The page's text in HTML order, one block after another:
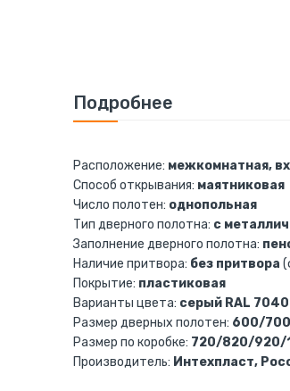
Подробнее
Расположение: межкомнатная,
Способ открывания: маятниковая
Число полотен: однопольная
Тип дверного полотна: с
Заполнение дверного полотна:
Наличие притвора: без притвора
Покрытие: пластиковая
Варианты цвета: серый RAL 7040
Размер дверных полотен: 600/
Размер по коробке: 720/820/920/
Производитель: Интехпласт,